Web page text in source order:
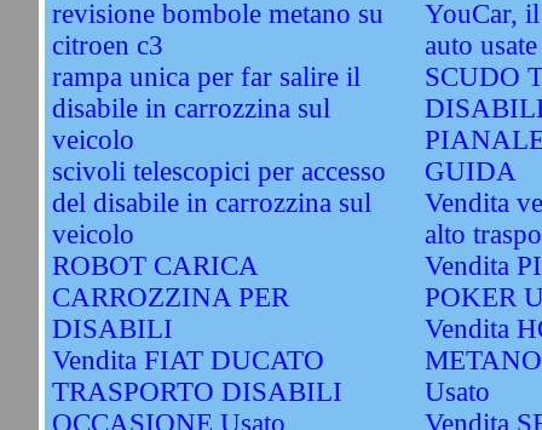
revisione bombole metano su
citroen c3
rampa unica per far salire il
disabile in carrozzina sul
veicolo
scivoli telescopici per accesso
del disabile in carrozzina sul
veicolo
ROBOT CARICA
CARROZZINA PER
DISABILI
Vendita FIAT DUCATO
TRASPORTO DISABILI
OCCASIONE Usato
YouCar,
auto usate
SCUDO
GUIDA
Vendita
alto
Vendita
POKER
Vendita
Usato
Vendita